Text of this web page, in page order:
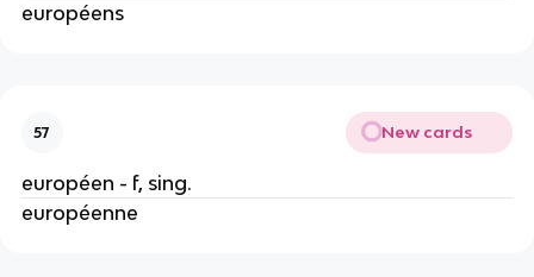
européens
57 New cards
européen - f, sing.
européenne